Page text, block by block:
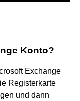
Konto?
Exchange
Registerkarte
und dann